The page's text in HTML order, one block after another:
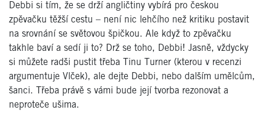
Debbi si tím, že se drží angličtiny vybírá pro českou
zpěvačku těžší cestu – není nic lehčího než kritiku postavit
na srovnání se světovou špičkou. Ale když to zpěvačku
takhle baví a sedí ji to? Drž se toho, Debbi! Jasně, vždycky
si můžete radši pustit třeba Tinu Turner (kterou v recenzi
argumentuje Vlček), ale dejte Debbi, nebo dalším umělcům,
šanci. Třeba právě s vámi bude její tvorba rezonovat a
neproteče ušima.